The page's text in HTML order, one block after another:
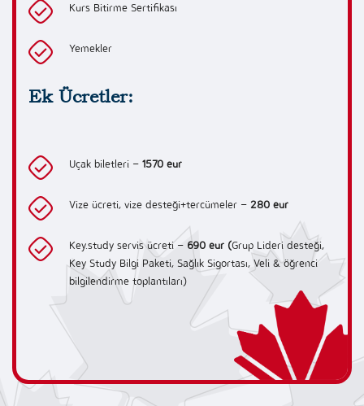
Kurs Bitirme Sertifikası
Yemekler
Ek Ücretler:
Uçak biletleri – 1570 eur
Vize ücreti, vize desteği+tercümeler – 280 eur
Key.study servis ücreti – 690 eur (Grup Lideri desteği,
Key Study Bilgi Paketi, Sağlık Sigortası, Veli & öğrenci
bilgilendirme toplantıları)